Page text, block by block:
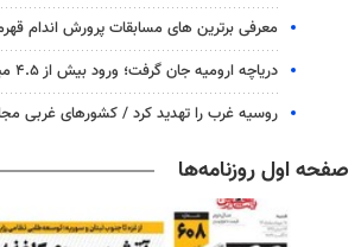
معرفی برترین های مسابقات پرورش اندام
دریاچه ارومیه جان گرفت؛ ورود بیش از ۴.۵ میلیارد مترمکعب آب
روسیه غرب را تهدید کرد / کشورهای غربی
صفحه اول روزنامه‌ها